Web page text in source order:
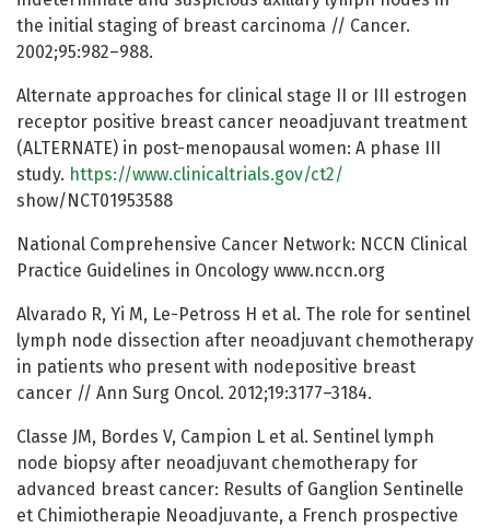
the initial staging of breast carcinoma // Cancer.
2002;95:982–988.
Alternate approaches for clinical stage II or III estrogen
receptor positive breast cancer neoadjuvant treatment
(ALTERNATE) in post-menopausal women: A phase III
study. https://www.clinicaltrials.gov/ct2/
show/NCT01953588
National Comprehensive Cancer Network: NCCN Clinical
Practice Guidelines in Oncology www.nccn.org
Alvarado R, Yi M, Le-Petross H et al. The role for sentinel
lymph node dissection after neoadjuvant chemotherapy
in patients who present with nodepositive breast
cancer // Ann Surg Oncol. 2012;19:3177–3184.
Classe JM, Bordes V, Campion L et al. Sentinel lymph
node biopsy after neoadjuvant chemotherapy for
advanced breast cancer: Results of Ganglion Sentinelle
et Chimiotherapie Neoadjuvante, a French prospective